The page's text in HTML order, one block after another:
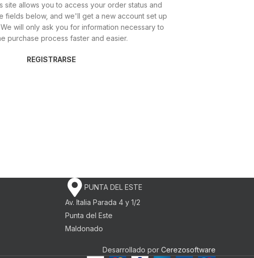
site allows you to access your order status and
fields below, and we'll get a new account set up
will only ask you for information necessary to
purchase process faster and easier.
REGISTRARSE
PUNTA DEL ESTE
Av. Italia Parada 4 y 1/2
Punta del Este
Maldonado
Desarrollado por Cerezosoftware